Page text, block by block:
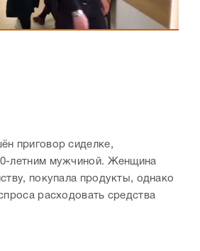
приговор сиделке,
летним мужчиной. Женщина
покупала продукты, однако
расходовать средства